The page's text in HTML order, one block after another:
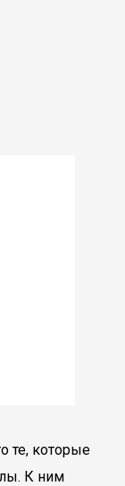
те, которые
К ним